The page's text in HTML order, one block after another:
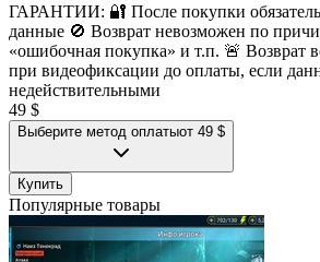
ГАРАНТИИ: 🔐 После покупки
данные 🚫 Возврат невозможен по
«ошибочная покупка» и т.п. 🚨
при видеофиксации до оплаты, если
недействительными
49 $
Выберите метод оплатыот 49 $
Купить
Популярные товары